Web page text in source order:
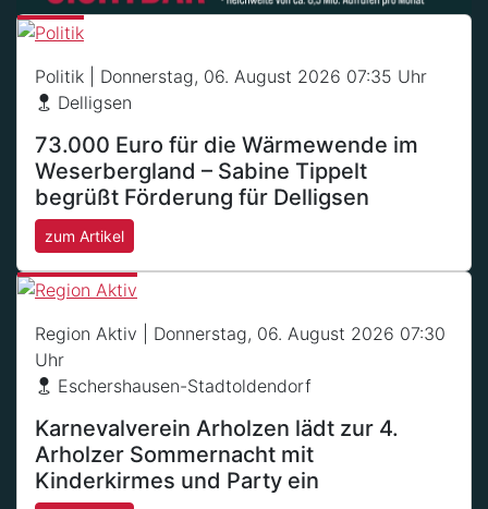
Politik
| Donnerstag, 06. August 2026 07:35 Uhr
Delligsen
73.000 Euro für die Wärmewende im
Weserbergland – Sabine Tippelt
begrüßt Förderung für Delligsen
zum Artikel
Region Aktiv
| Donnerstag, 06. August 2026 07:30
Uhr
Eschershausen-Stadtoldendorf
Karnevalverein Arholzen lädt zur 4.
Arholzer Sommernacht mit
Kinderkirmes und Party ein